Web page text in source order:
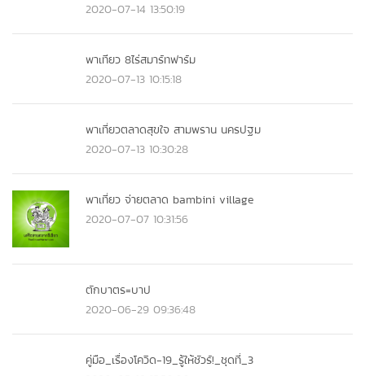
2020-07-14 13:50:19
พาเทียว 8ไร่สมาร์ทฟาร์ม
2020-07-13 10:15:18
พาเที่ยวตลาดสุขใจ สามพราน นครปฐม
2020-07-13 10:30:28
พาเที่ยว จ่ายตลาด bambini village
2020-07-07 10:31:56
ตักบาตร=บาป
2020-06-29 09:36:48
คู่มือ_เรื่องโควิด-19_รู้ให้ชัวร์!_ชุดที่_3